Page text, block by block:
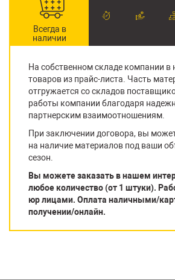
Всегда в
наличии
На собственном складе компании в
товаров из прайс-листа. Часть
отгружается со складов
работы компании благодаря
партнерским взаимоотношениям.
При заключении договора, вы
на наличие материалов под ваши
сезон.
Вы можете заказать в нашем
любое количество (от 1 штуки).
юр лицами. Оплата наличными/
получении/онлайн.